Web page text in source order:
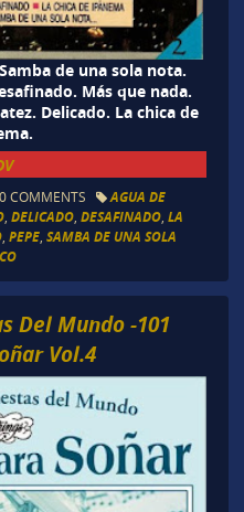
de una sola nota.
Más que nada.
Delicado. La chica de
COMMENTS
AGUA DE
, DELICADO, DESAFINADO, LA
, PEPE, SAMBA DE UNA SOLA
Del Mundo -101
Vol.4